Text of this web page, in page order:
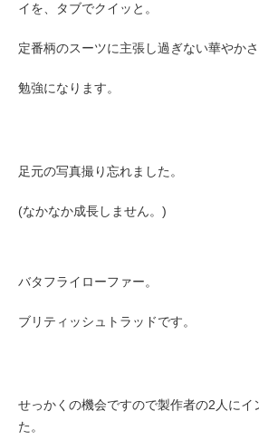
イを、タブでクイッと。
定番柄のスーツに主張し過ぎない華やかさ
勉強になります。
足元の写真撮り忘れました。
(なかなか成長しません。)
バタフライローファー。
ブリティッシュトラッドです。
せっかくの機会ですので製作者の2人にイ
た。